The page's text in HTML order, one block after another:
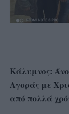
Κάλυμνος:
Αγοράς με
από πολλά